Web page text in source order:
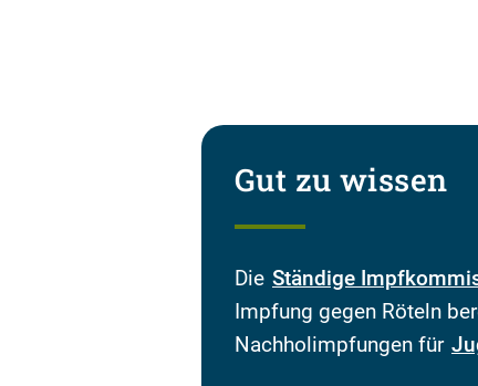
Gut zu wissen
Die Ständige
Impfung gegen Röteln
Nachholimpfungen für